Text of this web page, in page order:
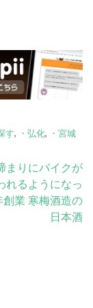
す, ・弘化, ・宮城
まりにバイクが
れるようになっ
創業 寒梅酒造の
日本酒